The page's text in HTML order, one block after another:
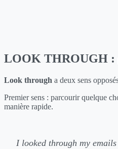
LOOK THROUGH
Look through a deux sens
Premier sens : parcourir quelque
manière rapide.
I looked through my